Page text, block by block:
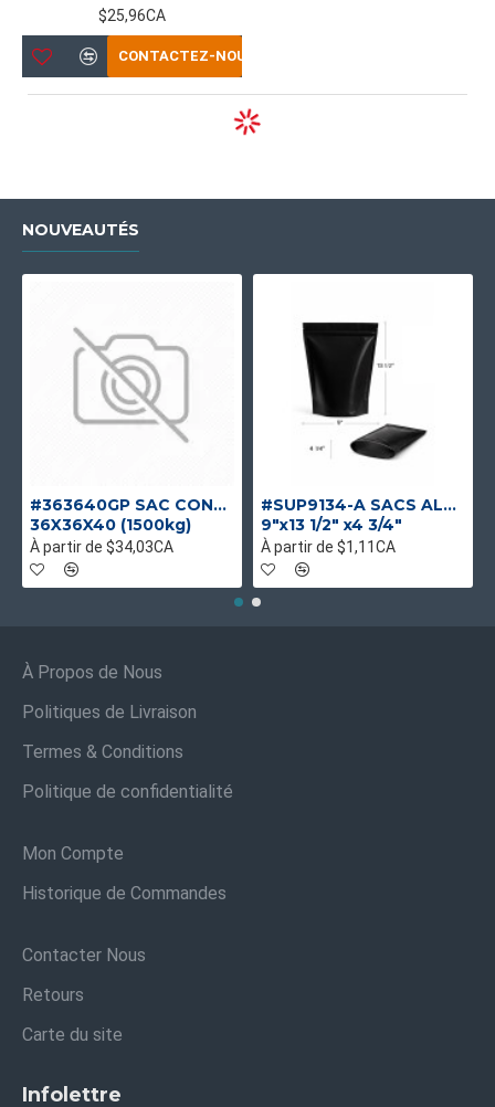
$25,96CA
CONTACTEZ-NOUS
NOUVEAUTÉS
#363640GP SAC CONTENEUR GOUL/PLAT UV UNIQUE
36X36X40 (1500kg)
À partir de $34,03CA
#SUP9134-A SACS ALUMINIUM NOIR MAT DEBOUT
9"x13 1/2" x4 3/4"
À partir de $1,11CA
À Propos de Nous
Politiques de Livraison
Termes & Conditions
Politique de confidentialité
Mon Compte
Historique de Commandes
Contacter Nous
Retours
Carte du site
Infolettre